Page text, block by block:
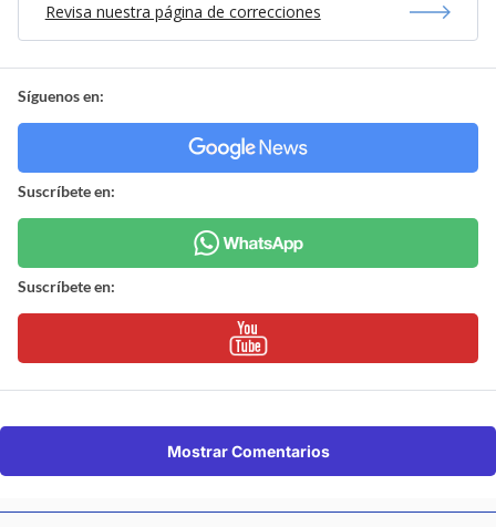
Revisa nuestra página de correcciones
Síguenos en:
Suscríbete en:
Suscríbete en:
Mostrar Comentarios